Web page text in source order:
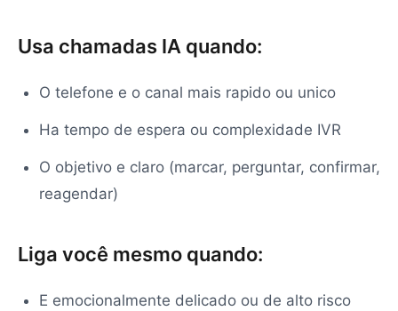
Usa chamadas IA quando:
O telefone e o canal mais rapido ou unico
Ha tempo de espera ou complexidade IVR
O objetivo e claro (marcar, perguntar, confirmar,
reagendar)
Liga você mesmo quando:
E emocionalmente delicado ou de alto risco